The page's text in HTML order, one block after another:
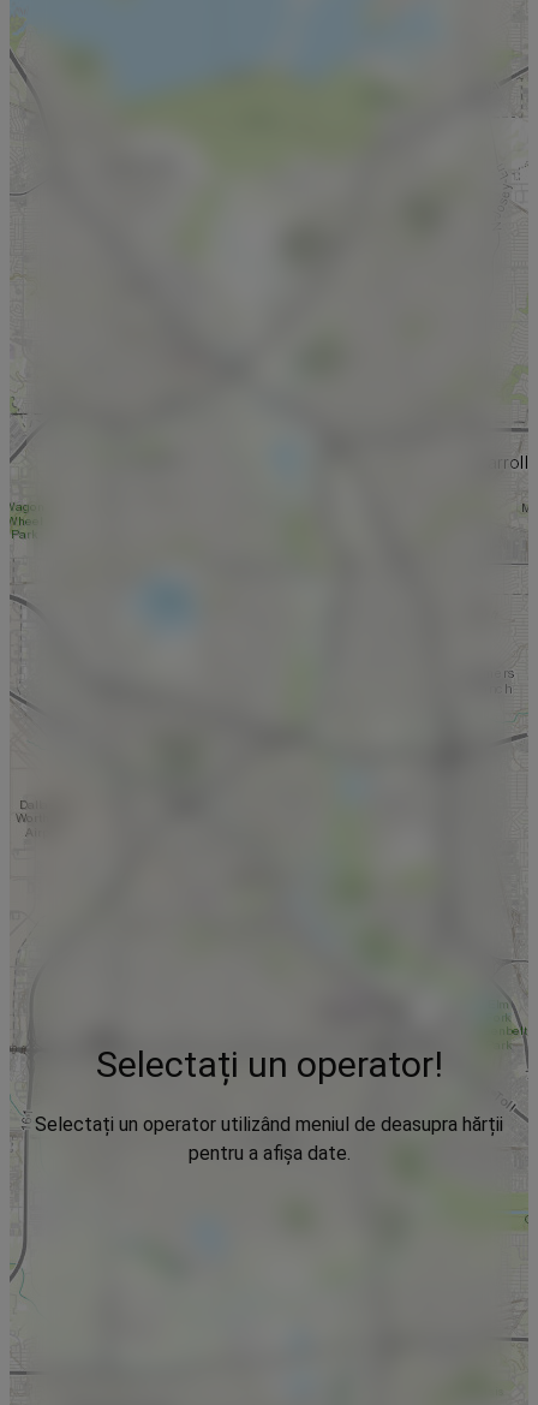
Selectați un operator!
Selectați un operator utilizând meniul de deasupra hărții
pentru a afișa date.